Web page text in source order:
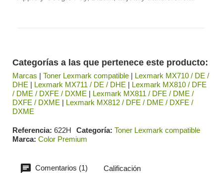
Categorías a las que pertenece este producto:
Marcas | Toner Lexmark compatible | Lexmark MX710 / DE /
DHE | Lexmark MX711 / DE / DHE | Lexmark MX810 / DFE
/ DME / DXFE / DXME | Lexmark MX811 / DFE / DME /
DXFE / DXME | Lexmark MX812 / DFE / DME / DXFE /
DXME
Referencia 622H Categoría Toner Lexmark compatible
Marca Color Premium
Comentarios (1) Calificación